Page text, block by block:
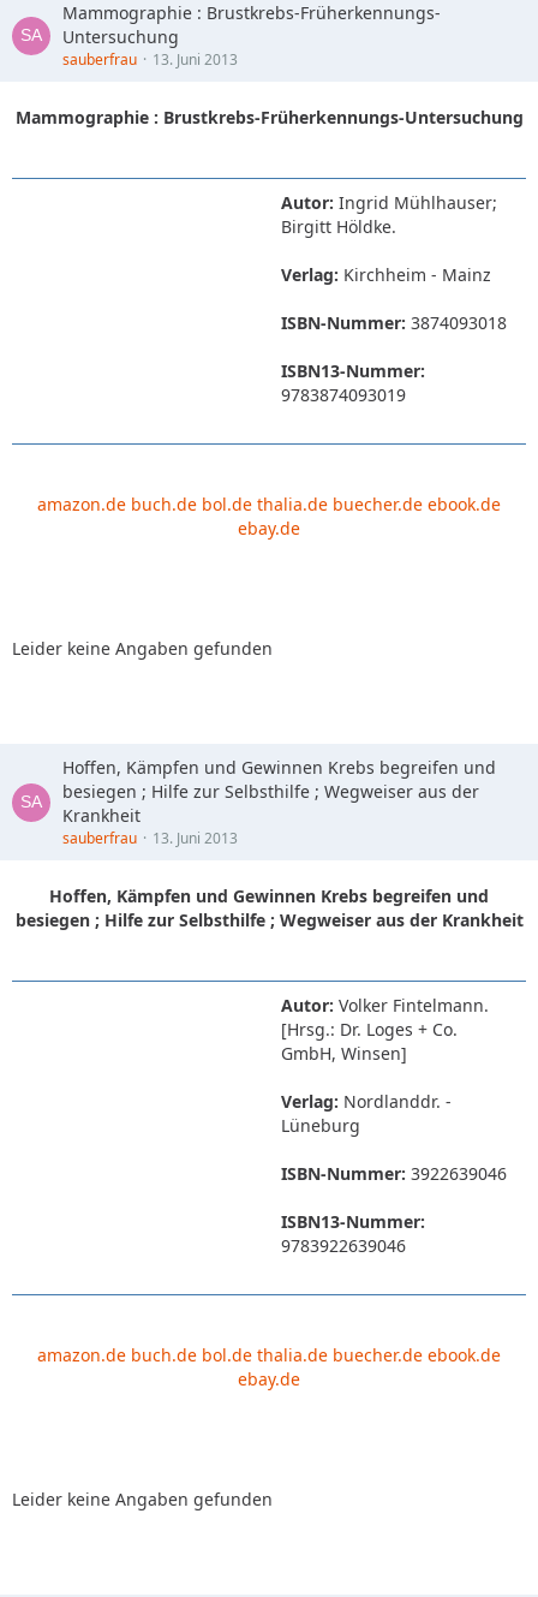
Mammographie : Brustkrebs-Früherkennungs-
Untersuchung
sauberfrau 13. Juni 2013
Mammographie : Brustkrebs-Früherkennungs-Untersuchung
Autor: Ingrid Mühlhauser;
Birgitt Höldke.
Verlag: Kirchheim - Mainz
ISBN-Nummer: 3874093018
ISBN13-Nummer:
9783874093019
amazon.de buch.de bol.de thalia.de buecher.de ebook.de
ebay.de
Leider keine Angaben gefunden
Hoffen, Kämpfen und Gewinnen Krebs begreifen und
besiegen ; Hilfe zur Selbsthilfe ; Wegweiser aus der
Krankheit
sauberfrau 13. Juni 2013
Hoffen, Kämpfen und Gewinnen Krebs begreifen und
besiegen ; Hilfe zur Selbsthilfe ; Wegweiser aus der Krankheit
Autor: Volker Fintelmann.
[Hrsg.: Dr. Loges + Co.
GmbH, Winsen]
Verlag: Nordlanddr. -
Lüneburg
ISBN-Nummer: 3922639046
ISBN13-Nummer:
9783922639046
amazon.de buch.de bol.de thalia.de buecher.de ebook.de
ebay.de
Leider keine Angaben gefunden